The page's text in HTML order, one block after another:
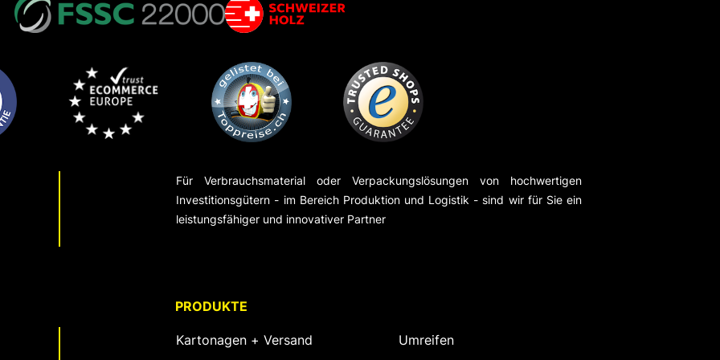
Für Verbrauchsmaterial oder Verpackungslösungen von hochwertigen
Investitionsgütern - im Bereich Produktion und Logistik - sind wir für Sie ein
leistungsfähiger und innovativer Partner
PRODUKTE
Kartonagen + Versand
Umreifen